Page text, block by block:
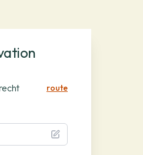
route